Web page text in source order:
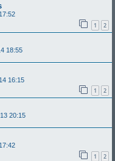
1 2
18:55
16:15
1 2
20:15
1 2